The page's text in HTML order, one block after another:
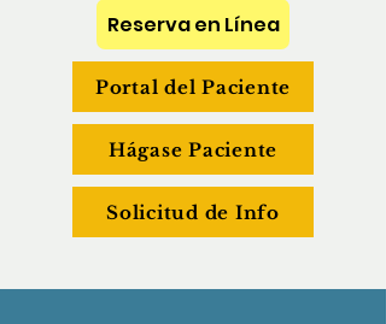
Portal del Paciente
Hágase Paciente
Solicitud de Info
Reserva en Línea